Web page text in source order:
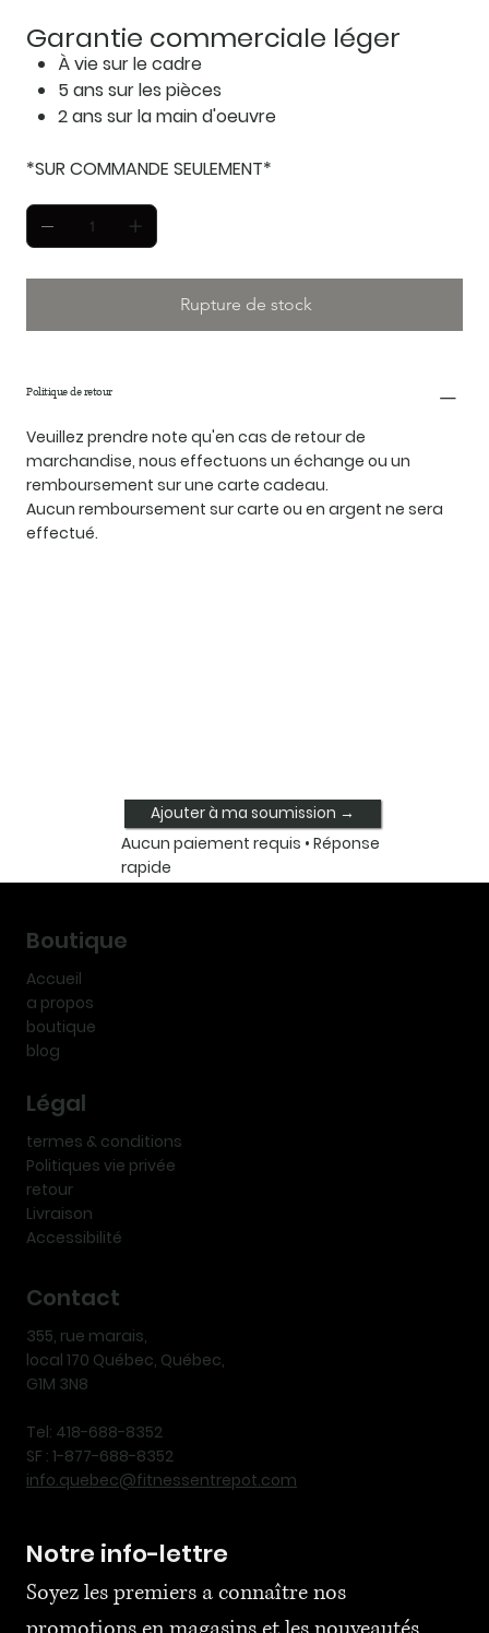
Garantie commerciale léger
À vie sur le cadre
5 ans sur les pièces
2 ans sur la main d'oeuvre
*SUR COMMANDE SEULEMENT*
Rupture de stock
Politique de retour
Veuillez prendre note qu'en cas de retour de
marchandise, nous effectuons un échange ou un
remboursement sur une carte cadeau.
Aucun remboursement sur carte ou en argent ne sera
effectué.
Ajouter à ma soumission →
Aucun paiement requis • Réponse
rapide
Boutique
Accueil
a propos
boutique
blog
Légal
termes & conditions
Politiques vie privée
retour
Livraison
Accessibilité
Contact
355, rue marais,
local 170 Québec, Québec,
G1M 3N8
Tel: 418-688-8352
SF : 1-877-688-8352
info.quebec@fitnessentrepot.com
Notre info-lettre
Soyez les premiers a connaître nos